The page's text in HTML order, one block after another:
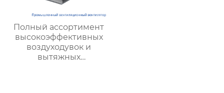
Полный ассортимент
высокоэффективных
воздуходувок и
вытяжных